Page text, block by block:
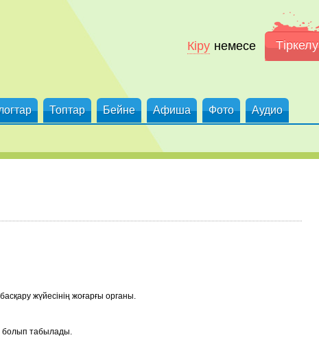
Кіру немесе Тіркелу
Топтар Бейне Афиша Фото Аудио
жүйесінің жоғарғы органы.
болып табылады.